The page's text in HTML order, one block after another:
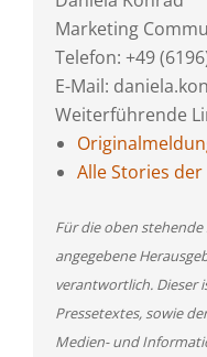
Marketing
Telefon: +49
E-Mail:
Weiterführende
Alle Stories
Für die oben
angegebene
verantwortlich. Dieser
Pressetextes, sowie
Medien- und